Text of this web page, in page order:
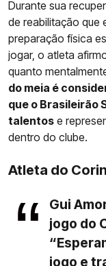
Durante sua
de reabilitação que
preparação física
jogar, o atleta
quanto
do meia é
que o Brasileirão
talentos e
dentro do clube.
Atleta do
Gui
jogo do
jogo e